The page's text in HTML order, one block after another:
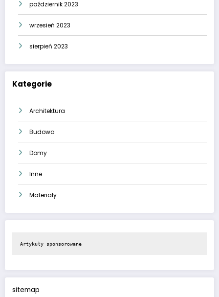
październik 2023
wrzesień 2023
sierpień 2023
Kategorie
Architektura
Budowa
Domy
Inne
Materiały
Artykuły sponsorowane
sitemap